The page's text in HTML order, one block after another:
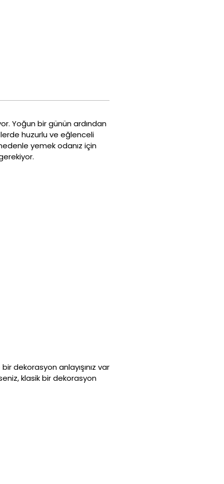
Yoğun bir günün ardından
huzurlu ve eğlenceli
yemek odanız için
dekorasyon anlayışınız var
klasik bir dekorasyon